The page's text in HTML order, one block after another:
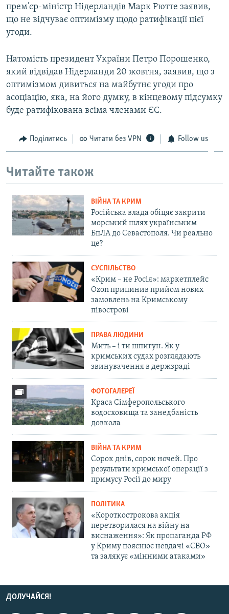
прем’єр-міністр Нідерландів Марк Рютте заявив,
що не відчуває оптимізму щодо ратифікації цієї
угоди.
Натомість президент України Петро Порошенко,
який відвідав Нідерланди 20 жовтня, заявив, що з
оптимізмом дивиться на майбутнє угоди про
асоціацію, яка, на його думку, в кінцевому підсумку
буде ратифікована всіма членами ЄС.
Поділитись Читати без VPN Follow us
Читайте також
ВІЙНА ТА КРИМ
Російська влада обіцяє закрити
морський шлях українським
БпЛА до Севастополя. Чи реально
це?
СУСПІЛЬСТВО
«Крим – не Росія»: маркетплейс
Ozon припинив прийом нових
замовлень на Кримському
півострові
ПРАВА ЛЮДИНИ
Мить – і ти шпигун. Як у
кримських судах розглядають
звинувачення в держзраді
ФОТОГАЛЕРЕЇ
Краса Сімферопольського
водосховища та занедбаність
довкола
ВІЙНА ТА КРИМ
Сорок днів, сорок ночей. Про
результати кримської операції з
примусу Росії до миру
ПОЛІТИКА
«Короткострокова акція
перетворилася на війну на
виснаження»: Як пропаганда РФ
у Криму пояснює невдачі «СВО»
та залякує «мінними атаками»
ДОЛУЧАЙСЯ!